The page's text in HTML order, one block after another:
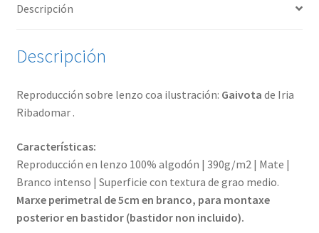
Descripción
Descripción
Reproducción sobre lenzo coa ilustración: Gaivota de Iria
Ribadomar .
Características:
Reproducción en lenzo 100% algodón | 390g/m2 | Mate |
Branco intenso | Superficie con textura de grao medio.
Marxe perimetral de 5cm en branco, para montaxe
posterior en bastidor (bastidor non incluido).